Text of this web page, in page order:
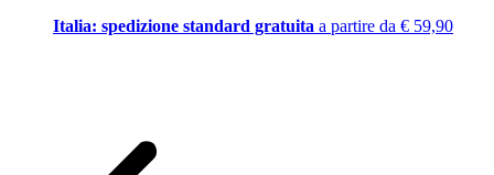
Italia: spedizione standard gratuita a partire da € 59,90